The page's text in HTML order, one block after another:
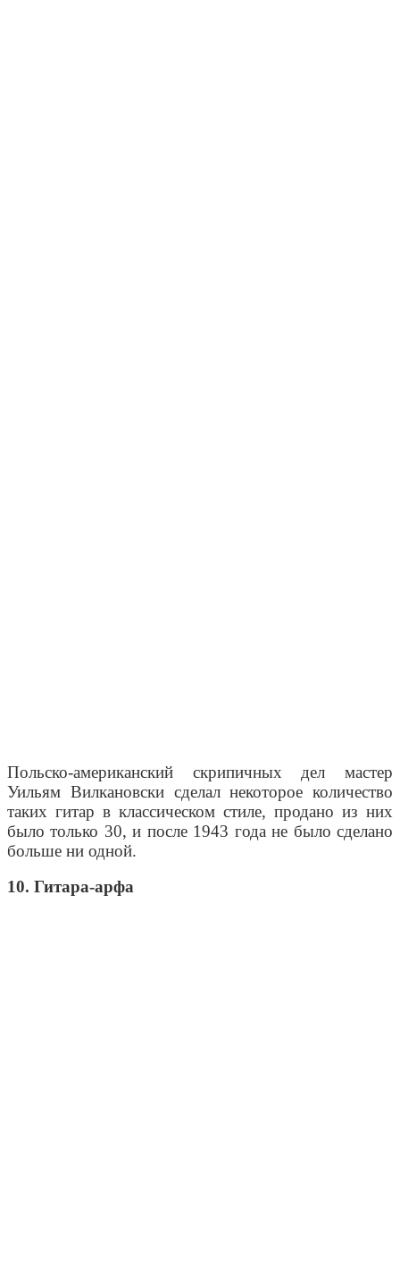
Польско-американский скрипичных дел мастер
Уильям Вилкановски сделал некоторое количество
таких гитар в классическом стиле, продано из них
было только 30, и после 1943 года не было сделано
больше ни одной.
10. Гитара-арфа